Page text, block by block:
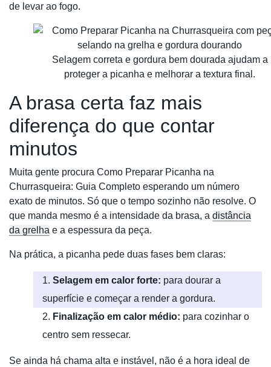
de levar ao fogo.
Selagem correta e gordura bem dourada ajudam a
proteger a picanha e melhorar a textura final.
A brasa certa faz mais
diferença do que contar
minutos
Muita gente procura Como Preparar Picanha na
Churrasqueira: Guia Completo esperando um número
exato de minutos. Só que o tempo sozinho não resolve. O
que manda mesmo é a intensidade da brasa, a distância
da grelha e a espessura da peça.
Na prática, a picanha pede duas fases bem claras:
Selagem em calor forte: para dourar a
superfície e começar a render a gordura.
Finalização em calor médio: para cozinhar o
centro sem ressecar.
Se ainda há chama alta e instável, não é a hora ideal de